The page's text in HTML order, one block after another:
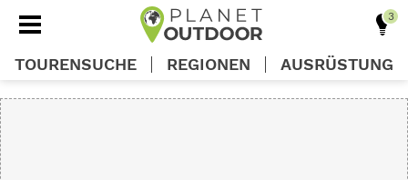
TOURENSUCHE REGIONEN AUSRÜSTUNG